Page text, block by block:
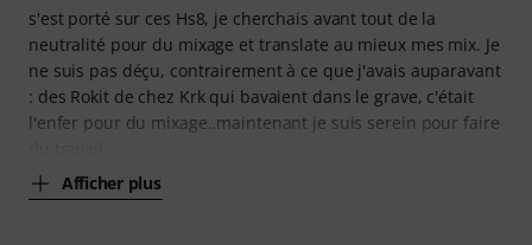
s'est porté sur ces Hs8, je cherchais avant tout de la
neutralité pour du mixage et translate au mieux mes mix. Je
ne suis pas déçu, contrairement à ce que j'avais auparavant
: des Rokit de chez Krk qui bavaient dans le grave, c'était
l'enfer pour du mixage..maintenant je suis serein pour faire
Afficher plus